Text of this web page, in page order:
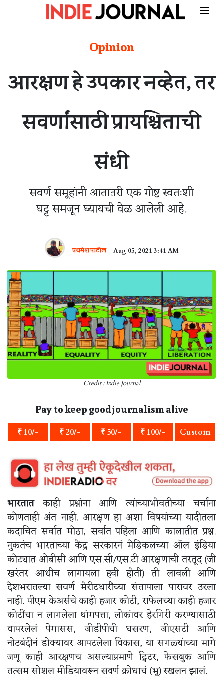
Opinion
आरक्षण हे उपकार नव्हेत, तर
सवर्णांसाठी प्रायश्चिताची
संधी
सवर्ण समूहांनी आतातरी एक गोष्ट स्वतःशी
घट्ट समजून घ्यायची वेळ आलेली आहे.
प्रथमेश पाटील Aug 05, 2021 3:41 AM
Credit : Indie Journal
Pay to keep good journalism alive
₹ 10/- ₹ 20/- ₹ 50/- ₹ 100/- Custom
भारतातकाही प्रश्नांना आणि त्यांच्याभोवतीच्या चर्चांना
कोणताही अंत नाही. आरक्षण हा अशा विषयांच्या यादीतला
कदाचित सर्वात मोठा, सर्वात पहिला आणि कालातीत प्रश्न.
नुकतंच भारताच्या केंद्र सरकारनं मेडिकलच्या ऑल इंडिया
कोट्यात ओबीसी आणि एस.सी/एस.टी आरक्षणाची तरतूद (जी
खरंतर आधीच लागायला हवी होती) ती लावली आणि
देशभरातल्या सवर्ण मेरीटधारींच्या संतापाला पारावर उरला
नाही. पीएम केअर्सचे काही हजार कोटी, राफेलच्या काही हजार
कोटींचा न लागलेला थांगपत्ता, लोकांवर हेरगिरी करण्यासाठी
वापरलेलं पेगासस, जीडीपीची घसरण, जीएसटी आणि
नोटबंदीनं डोक्यावर आपटलेला विकास, या सगळ्यांच्या मागे
जणू काही आरक्षणच असल्याप्रमाणे ट्विटर, फेसबुक आणि
तत्सम सोशल मीडियावरून सवर्ण क्रोधाचं (भू) स्खलन झालं.